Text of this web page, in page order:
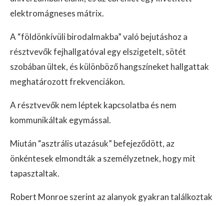
elektromágneses mátrix.
A “földönkívüli birodalmakba” való bejutáshoz a
résztvevők fejhallgatóval egy elszigetelt, sötét
szobában ültek, és különböző hangszíneket hallgattak
meghatározott frekvenciákon.
A résztvevők nem léptek kapcsolatba és nem
kommunikáltak egymással.
Miután “asztrális utazásuk” befejeződött, az
önkéntesek elmondták a személyzetnek, hogy mit
tapasztaltak.
Robert Monroe szerint az alanyok gyakran találkoztak